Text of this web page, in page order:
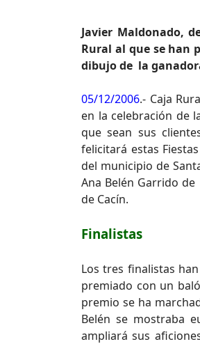
Javier Maldonado,
Rural al que se han
dibujo de la
05/12/2006.- Caja
en la celebración de
que sean sus
felicitará estas
del municipio de
Ana Belén Garrido
de Cacín.
Finalistas
Los tres finalistas
premiado con un
premio se ha
Belén se mostraba
ampliará sus